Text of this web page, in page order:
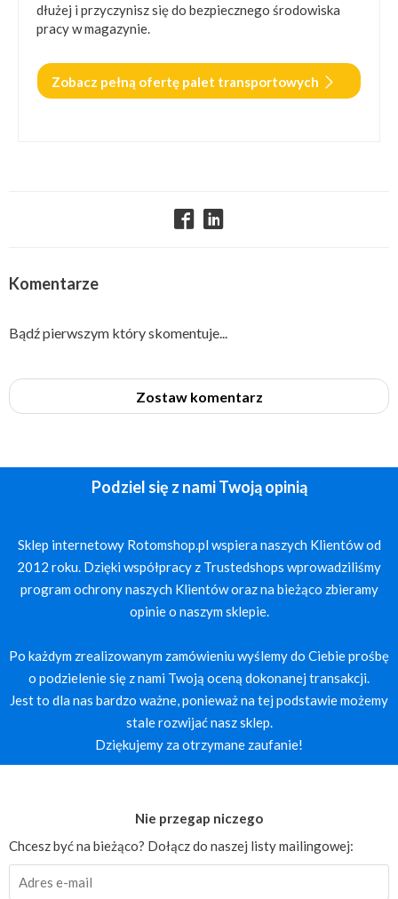
dłużej i przyczynisz się do bezpiecznego środowiska
pracy w magazynie.
Zobacz pełną ofertę palet transportowych
Komentarze
Bądź pierwszym który skomentuje...
Zostaw komentarz
Podziel się z nami Twoją opinią
Sklep internetowy Rotomshop.pl wspiera naszych Klientów od
2012 roku. Dzięki współpracy z Trustedshops wprowadziliśmy
program ochrony naszych Klientów oraz na bieżąco zbieramy
opinie o naszym sklepie.
Po każdym zrealizowanym zamówieniu wyślemy do Ciebie prośbę
o podzielenie się z nami Twoją oceną dokonanej transakcji.
Jest to dla nas bardzo ważne, ponieważ na tej podstawie możemy
stale rozwijać nasz sklep.
Dziękujemy za otrzymane zaufanie!
Nie przegap niczego
Chcesz być na bieżąco? Dołącz do naszej listy mailingowej: